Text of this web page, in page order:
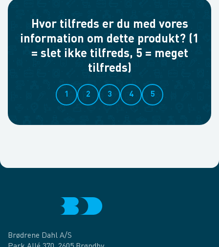
Hvor tilfreds er du med vores
information om dette produkt? (1
= slet ikke tilfreds, 5 = meget
tilfreds)
1 2 3 4 5
Brødrene Dahl A/S